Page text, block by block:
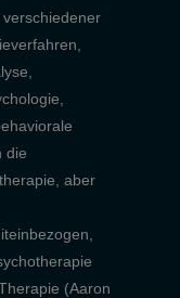
die
aber
(Aaron